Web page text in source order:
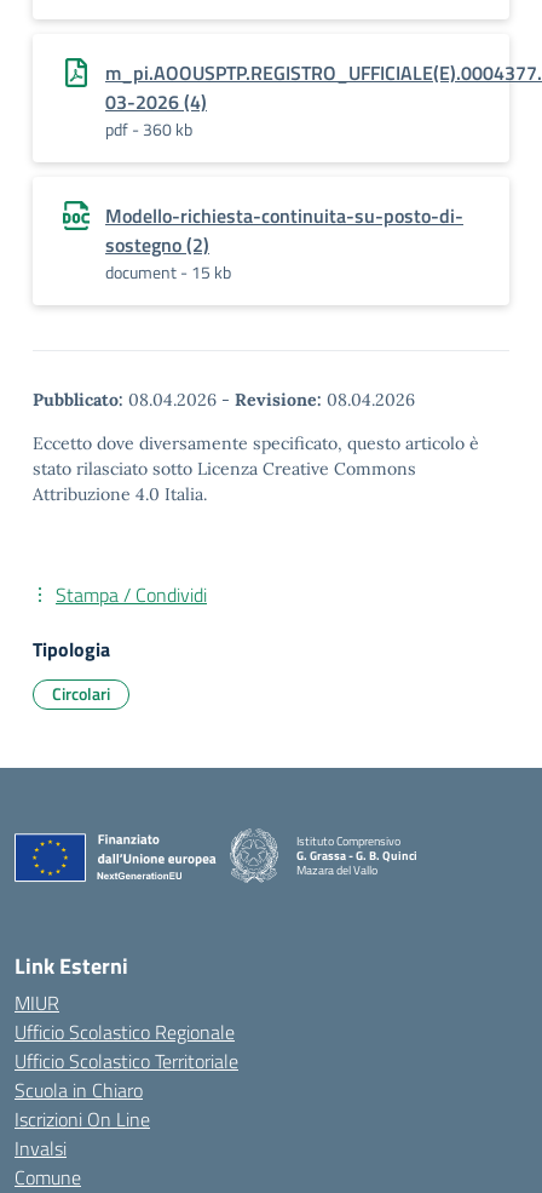
03-2026 (4)
pdf - 360 kb
Modello-richiesta-continuita-su-posto-di-
sostegno (2)
document - 15 kb
Pubblicato: 08.04.2026 - Revisione: 08.04.2026
Eccetto dove diversamente specificato, questo articolo è
stato rilasciato sotto Licenza Creative Commons
Attribuzione 4.0 Italia.
Stampa / Condividi
Tipologia
Circolari
Istituto Comprensivo
G. Grassa - G. B. Quinci
Mazara del Vallo
Link Esterni
MIUR
Ufficio Scolastico Regionale
Ufficio Scolastico Territoriale
Scuola in Chiaro
Iscrizioni On Line
Invalsi
Comune